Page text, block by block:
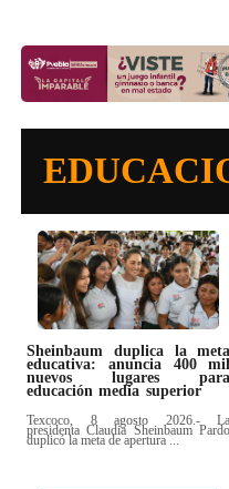
Sheinbaum duplica la meta
educativa: anuncia 400 mil
nuevos lugares para
educación media superior
Texcoco, 8 agosto 2026.- La
presidenta Claudia Sheinbaum Pardo
duplicó la meta de apertura ...